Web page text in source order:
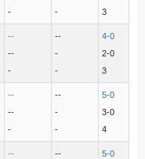
-
-
3
--
--
-
--
-
-
4-0
2-0
3
--
--
-
--
-
-
5-0
3-0
4
--
--
5-0